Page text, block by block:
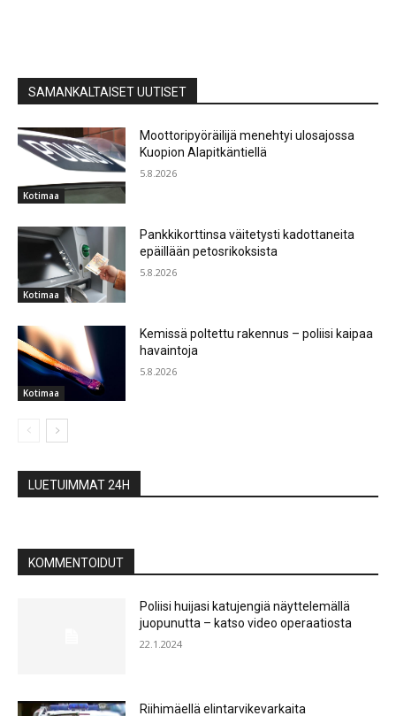
SAMANKALTAISET UUTISET
Kotimaa
Moottoripyöräilijä menehtyi ulosajossa
Kuopion Alapitkäntiellä
5.8.2026
Kotimaa
Pankkikorttinsa väitetysti kadottaneita
epäillään petosrikoksista
5.8.2026
Kotimaa
Kemissä poltettu rakennus – poliisi kaipaa
havaintoja
5.8.2026
LUETUIMMAT 24H
KOMMENTOIDUT
Poliisi huijasi katujengiä näyttelemällä
juopunutta – katso video operaatiosta
22.1.2024
Riihimäellä elintarvikevarkaita